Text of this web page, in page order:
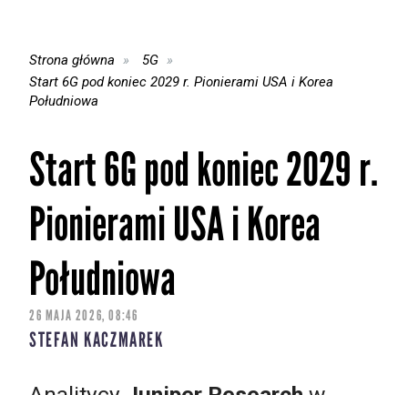
Strona główna
5G
Start 6G pod koniec 2029 r. Pionierami USA i Korea
Południowa
Start 6G pod koniec 2029 r.
Pionierami USA i Korea
Południowa
26 MAJA 2026, 08:46
STEFAN KACZMAREK